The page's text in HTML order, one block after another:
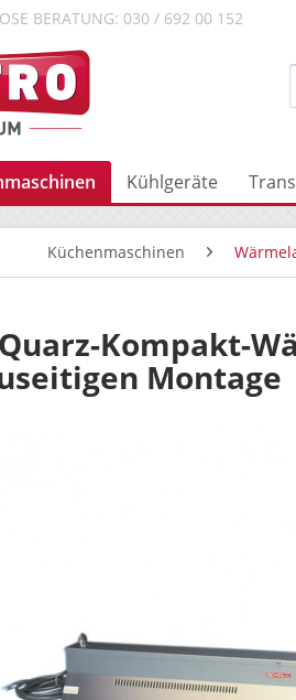
BERATUNG: 030 / 692 00 152
Kühlgeräte
Küchenmaschinen
Kompakt-
Montage